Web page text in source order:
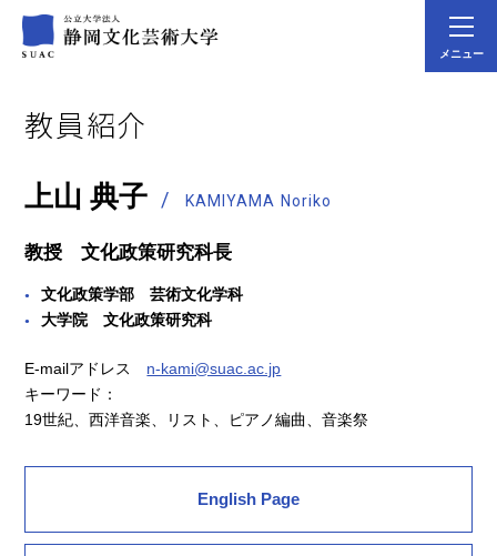
メニュー
教員紹介
上山 典子 KAMIYAMA Noriko
教授 文化政策研究科長
文化政策学部 芸術文化学科
大学院 文化政策研究科
E-mailアドレス n-kami@suac.ac.jp
キーワード：
19世紀、西洋音楽、リスト、ピアノ編曲、音楽祭
English Page